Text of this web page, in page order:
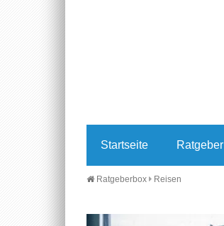
Startseite Ratgeber
Ratgeberbox Reisen